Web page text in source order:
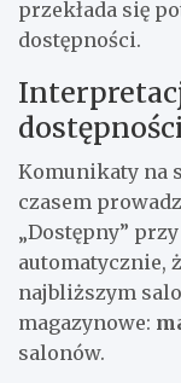
przekłada się
dostępności.
Komunikaty na
czasem
„Dostępny”
automatycznie,
najbliższym
magazynowe:
salonów.